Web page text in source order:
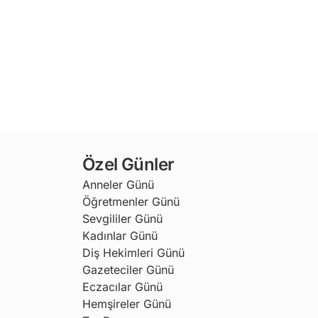
Özel Günler
Anneler Günü
Öğretmenler Günü
Sevgililer Günü
Kadınlar Günü
Diş Hekimleri Günü
Gazeteciler Günü
Eczacılar Günü
Hemşireler Günü